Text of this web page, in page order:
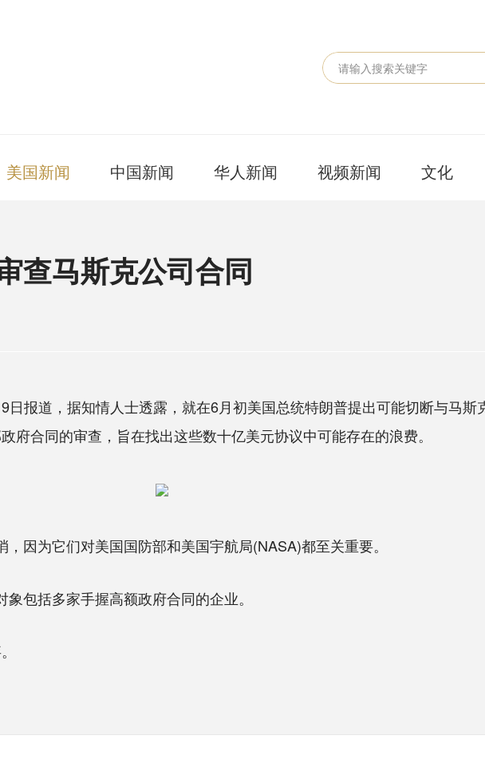
美国新闻 中国新闻 华人新闻 视频新闻 文化
查马斯克公司合同
报道，据知情人士透露，就在6月初美国总统特朗普提出可能切断与马斯
府合同的审查，旨在找出这些数十亿美元协议中可能存在的浪费。
为它们对美国国防部和美国宇航局(NASA)都至关重要。
包括多家手握高额政府合同的企业。